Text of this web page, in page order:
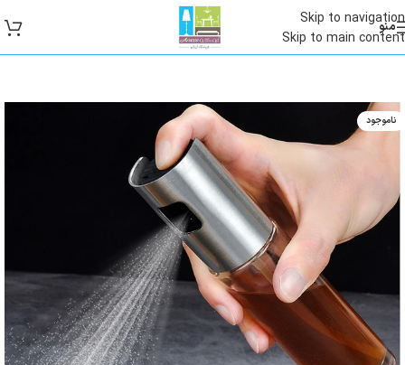
Skip to navigation
Skip to main content
منو
ناموجود